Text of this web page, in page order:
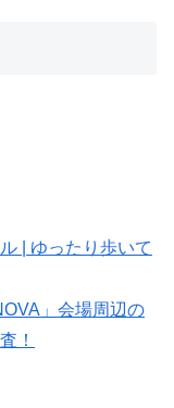
| ゆったり歩いて
」会場周辺の
！